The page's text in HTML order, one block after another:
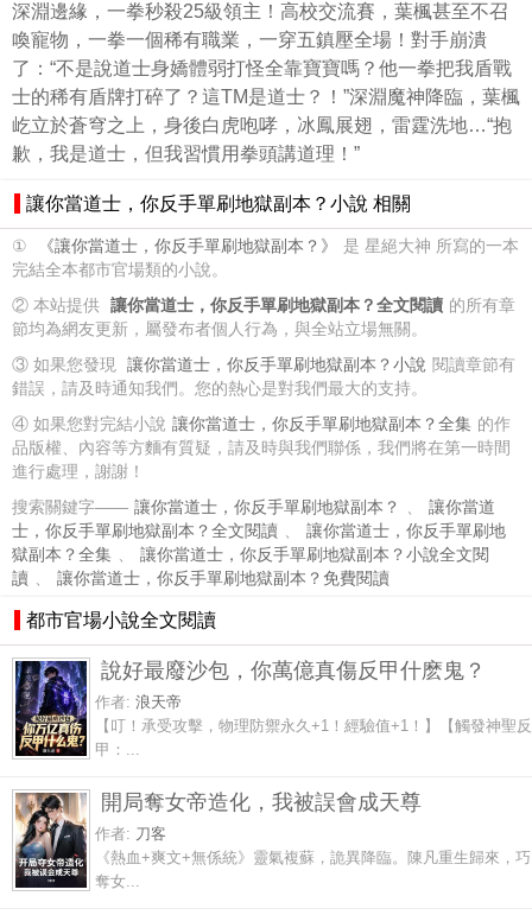
深淵邊緣，一拳秒殺25級領主！高校交流賽，葉楓甚至不召
喚寵物，一拳一個稀有職業，一穿五鎮壓全場！對手崩潰
了：“不是說道士身嬌體弱打怪全靠寶寶嗎？他一拳把我盾戰
士的稀有盾牌打碎了？這TM是道士？！”深淵魔神降臨，葉楓
屹立於蒼穹之上，身後白虎咆哮，冰鳳展翅，雷霆洗地…“抱
歉，我是道士，但我習慣用拳頭講道理！”
讓你當道士，你反手單刷地獄副本？小說 相關
① 《讓你當道士，你反手單刷地獄副本？》
是 星絕大神 所寫的一本
完結全本都市官場類的小說。
② 本站提供 讓你當道士，你反手單刷地獄副本？全文閱讀 的所有章
節均為網友更新，屬發布者個人行為，與全站立場無關。
③ 如果您發現 讓你當道士，你反手單刷地獄副本？小說 閱讀章節有
錯誤，請及時通知我們。您的熱心是對我們最大的支持。
④ 如果您對完結小說 讓你當道士，你反手單刷地獄副本？全集 的作
品版權、內容等方麵有質疑，請及時與我們聯係，我們將在第一時間
進行處理，謝謝！
搜索關鍵字—— 讓你當道士，你反手單刷地獄副本？ 、
讓你當道
士，你反手單刷地獄副本？全文閱讀 、
讓你當道士，你反手單刷地
獄副本？全集 、
讓你當道士，你反手單刷地獄副本？小說全文閱
讀 、 讓你當道士，你反手單刷地獄副本？免費閱讀
都市官場小說全文閱讀
說好最廢沙包，你萬億真傷反甲什麽鬼？
作者: 浪天帝
【叮！承受攻擊，物理防禦永久+1！經驗值+1！】【觸發神聖反
甲：...
開局奪女帝造化，我被誤會成天尊
作者: 刀客
《熱血+爽文+無係統》靈氣複蘇，詭異降臨。陳凡重生歸來，巧
奪女...